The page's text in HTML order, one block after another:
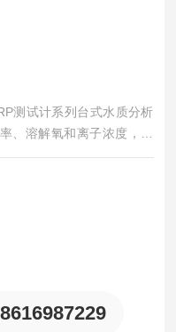
测试计系列台式水质分析
、溶解氧和离子浓度，广
量